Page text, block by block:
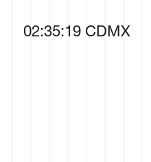
02:35:20 CDMX